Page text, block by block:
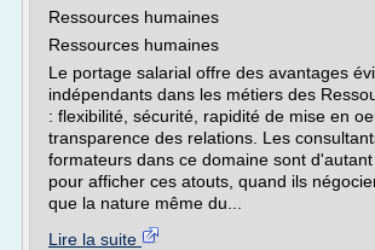
Ressources humaines
Ressources humaines
Le portage salarial offre des avantages
indépendants dans les métiers des
: flexibilité, sécurité, rapidité de mise en
transparence des relations. Les
formateurs dans ce domaine sont
pour afficher ces atouts, quand ils
que la nature même du...
Lire la suite